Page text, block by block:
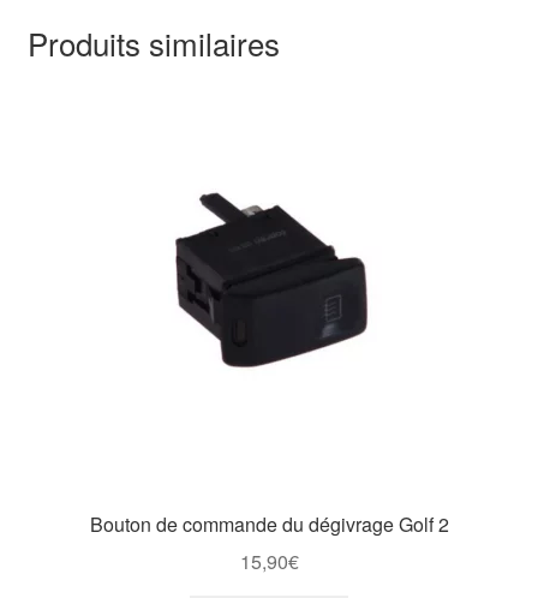
Produits similaires
Bouton de commande du dégivrage Golf 2
15,90€